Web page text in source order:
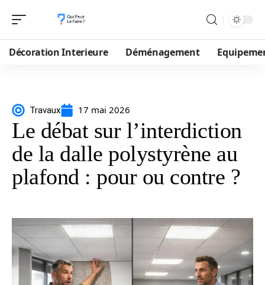
Décoration Interieure Déménagement
Travaux 17 mai 2026
Le débat sur l’interdiction
de la dalle polystyrène au
plafond : pour ou contre ?